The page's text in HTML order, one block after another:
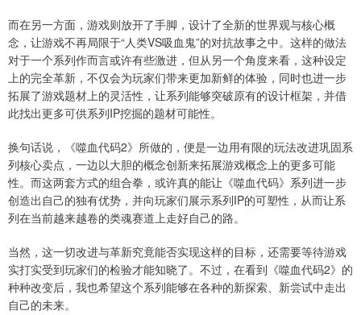
而在另一方面，游戏则放开了手脚，设计了全新的世界观与核心概
念，让游戏不再局限于“人类VS吸血鬼”的对抗故事之中。这样的做法
对于一个系列作而言或许有些激进，但从另一个角度来看，这种设定
上的完全革新，不仅会为玩家们带来更加新鲜的体验，同时也进一步
拓展了游戏题材上的灵活性，让系列能够突破原有的设计框架，并借
此找出更多可供系列IP挖掘的题材可能性。
换句话说，《噬血代码2》所做的，便是一边用有限的玩法改进巩固系
列核心卖点，一边以大胆的概念创新来拓展游戏概念上的更多可能
性。而这两套方式的组合拳，或许真的能让《噬血代码》系列进一步
创造出自己的独有优势，并向玩家们展示系列IP的可塑性，从而让系
列在当前越来越卷的类魂赛道上走好自己的路。
当然，这一切改进与革新究竟能否实现这样的目标，还需要等待游戏
实打实受到玩家们的检验才能知晓了。不过，在看到《噬血代码2》的
种种改变后，我也希望这个系列能够在各种的新探索、新尝试中走出
自己的未来。